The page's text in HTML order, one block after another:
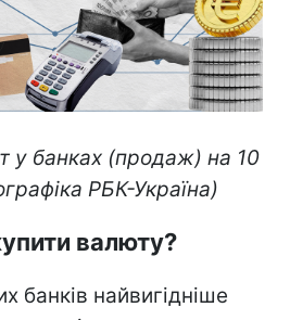
у банках (продаж) на 10
РБК-Україна)
валюту?
банків найвигідніше